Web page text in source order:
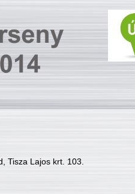
Tisza Lajos krt. 103.